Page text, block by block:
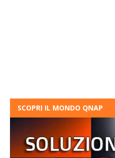
SCOPRI IL MONDO QNAP